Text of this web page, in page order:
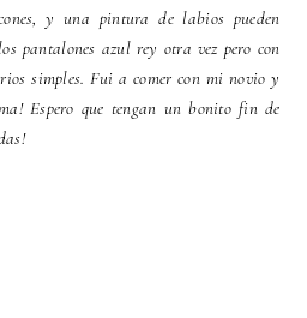
y una pintura de labios pueden
pantalones azul rey otra vez pero con
simples. Fui a comer con mi novio y
Espero que tengan un bonito fin de